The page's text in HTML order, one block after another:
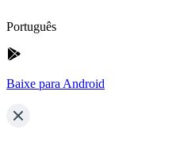
Português
Baixe para Android